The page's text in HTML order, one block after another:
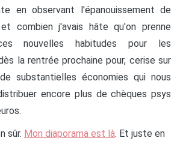
en observant l'épanouissement de
combien j'avais hâte qu'on prenne
nouvelles habitudes pour les
la rentrée prochaine pour, cerise sur
substantielles économies qui nous
encore plus de chèques psys
sûr. Mon diaporama est là. Et juste en